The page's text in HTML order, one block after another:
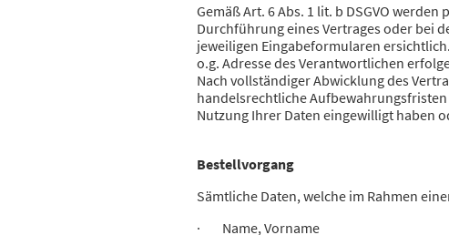
Gemäß Art. 6 Abs. 1 lit. b DSGVO
Durchführung eines Vertrages oder bei
jeweiligen Eingabeformularen
o.g. Adresse des Verantwortlichen
Nach vollständiger Abwicklung des
handelsrechtliche
Nutzung Ihrer Daten eingewilligt haben
Bestellvorgang
Sämtliche Daten, welche im Rahmen
· Name, Vorname